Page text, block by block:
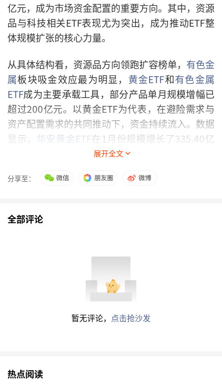
亿元，成为市场资金配置的重要方向。其中，资源
品与科技相关ETF表现尤为突出，成为推动ETF整
体规模扩张的核心力量。
从具体结构看，资源品方向领跑扩容榜单， 有色金
属板块吸金效应最为明显， 黄金ETF和有色金属
ETF成为主要承载工具，部分产品单月规模增幅已
超过200亿元。以黄金ETF为代表，在避险需求与
资产配置需求的共同推动下，资金持续流入。数据
显示， 华安黄金ETF在1月份规模增长了335.40亿
南方中证申万有色金属ETF
以及半导体设备
行情中对科技方向的持续布局意愿。
此外，部分细分主题ETF表现尤为突出，呈现
出“放量式”增长。以永赢国证商用卫星
内规模便增长106.59亿元，显示出资金对相关产
绩优产品“吸金”能力强
展开全文
分享至：
全部评论
暂无评论， 点击抢沙发
热点阅读